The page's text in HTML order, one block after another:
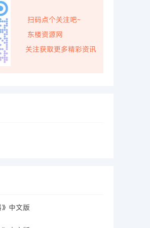
扫码点个关注吧~
东楼资源网
关注获取更多精彩资讯
》中文版